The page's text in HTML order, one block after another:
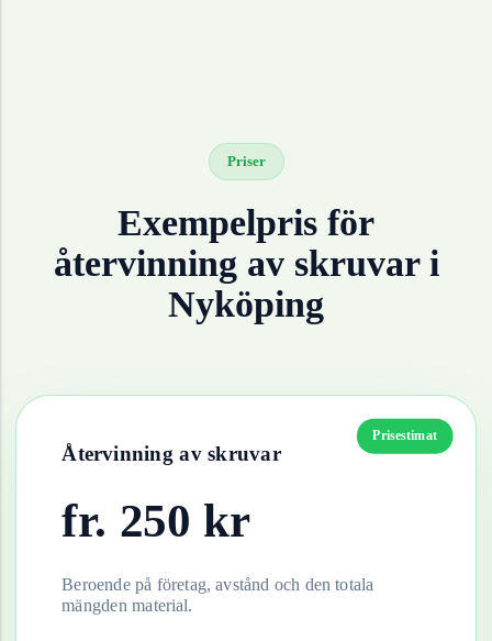
Priser
Exempelpris för
återvinning av skruvari
Nyköping
Prisestimat
Återvinning av skruvar
fr. 250 kr
Beroende på företag, avstånd och den totala
mängden material.